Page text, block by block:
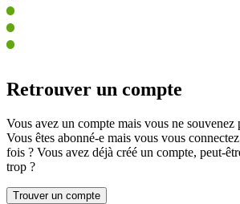
Retrouver un compte
Vous avez un compte mais vous ne souvenez
Vous êtes abonné-e mais vous vous
fois ? Vous avez déjà créé un compte, peut-
trop ?